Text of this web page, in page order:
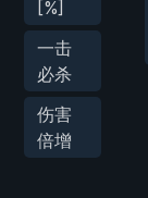
[%]
一击
必杀
伤害
倍增